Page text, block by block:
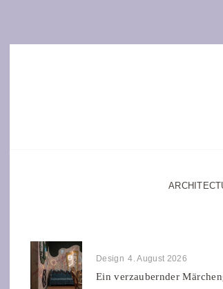
Design 4. August 2026
Ein verzaubernder